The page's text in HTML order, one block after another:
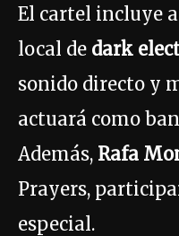
El cartel incluye a
local de dark
sonido directo y
actuará como
Además, Rafa
Prayers,
especial.